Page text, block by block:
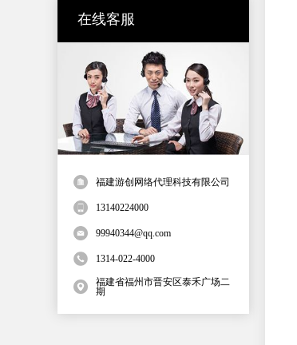
在线客服
福建游创网络代理科技有限公司
13140224000
99940344@qq.com
1314-022-4000
福建省福州市晋安区泰禾广场二
期